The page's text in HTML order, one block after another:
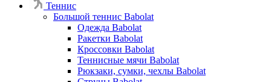
Теннис
Большой теннис Babolat
Одежда Babolat
Ракетки Babolat
Кроссовки Babolat
Теннисные мячи Babolat
Рюкзаки, сумки, чехлы Babolat